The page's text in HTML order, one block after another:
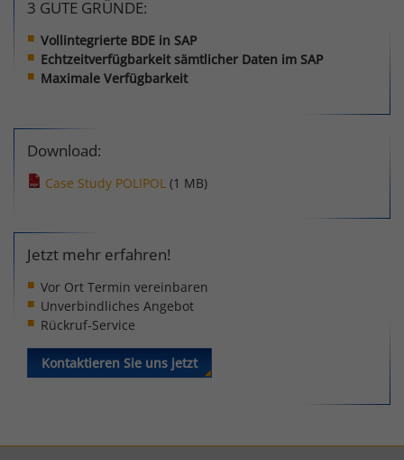
3 GUTE GRÜNDE:
Vollintegrierte BDE in SAP
Echtzeitverfügbarkeit sämtlicher Daten im SAP
Maximale Verfügbarkeit
Download:
Case Study POLIPOL (1 MB)
Jetzt mehr erfahren!
Vor Ort Termin vereinbaren
Unverbindliches Angebot
Rückruf-Service
Kontaktieren Sie uns jetzt
allen Seitenanfragen bei.
Anbieter Membrain GmbH
Laufzeit 1 Jahr
Verbesserung der Nutzerfreundlichkeit
der Nutzung von Funktionen und
dem Servern der Membrain GmbH.
Website.